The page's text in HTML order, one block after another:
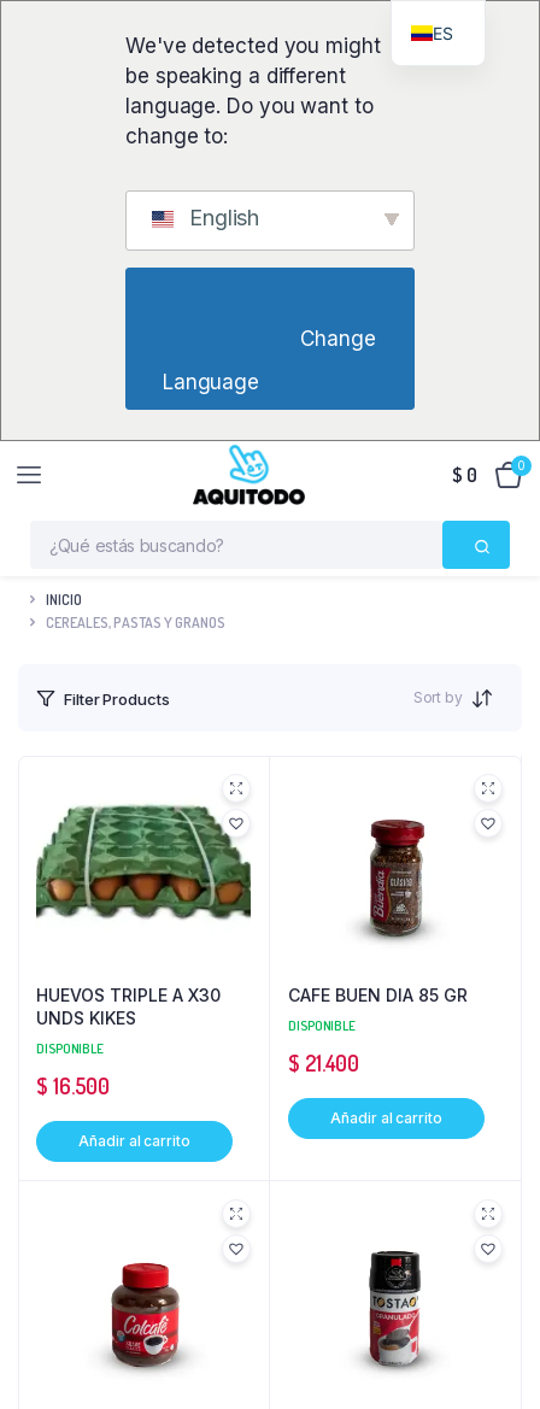
We've detected you might
be speaking a different
language. Do you want to
change to:
English
Language
$ 0 0
INICIO
CEREALES, PASTAS Y GRANOS
Filter Products Sort by
HUEVOS TRIPLE A X30
UNDS KIKES
DISPONIBLE
$ 16.500
Añadir al carrito
CAFE BUEN DIA 85 GR
DISPONIBLE
$ 21.400
Añadir al carrito
ES